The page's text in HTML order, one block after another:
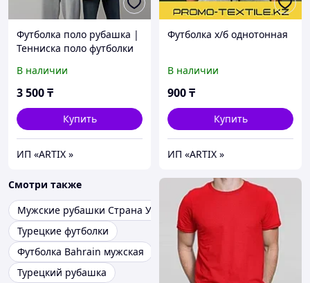
Футболка поло рубашка |
Тенниска поло футболки
В наличии
3 500₸
Купить
ИП «ARTIX »
Футболка х/б однотонная
В наличии
900₸
Купить
ИП «ARTIX »
Смотри также
Мужские рубашки Страна Узбекистан
Турецкие футболки
Футболка Bahrain мужская
Турецкий рубашка